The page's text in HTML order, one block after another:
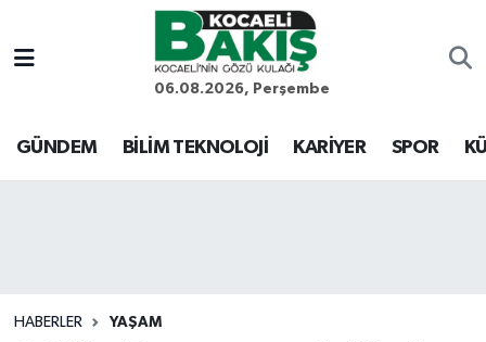
06.08.2026, Perşembe
GÜNDEM BİLİM TEKNOLOJİ KARİYER SPOR
HABERLER YAŞAM
Kocaeli Nöbetçi Eczaneler
Kocaeli Hava Durumu